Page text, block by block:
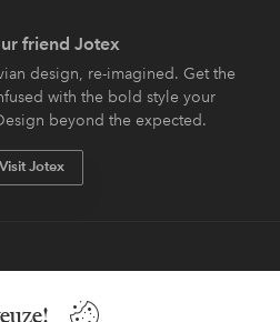
friend Jotex
design, re-imagined. Get the
with the bold style your
beyond the expected.
Visit Jotex
over
onze betaalopties